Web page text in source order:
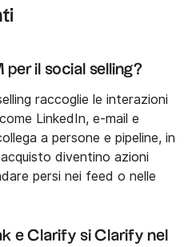
per il social selling?
raccoglie le interazioni
LinkedIn, e-mail e
a persone e pipeline, in
diventino azioni
persi nei feed o nelle
e Clarify si Clarify nel